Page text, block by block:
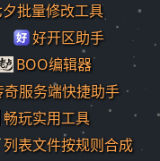
批量修改工具
好开区助手
BOO编辑器
奇服务端快捷助手
畅玩实用工具
列表文件按规则合成